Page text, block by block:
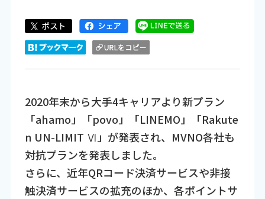
2020年末から大手4キャリアより新プラン
「ahamo」「povo」「LINEMO」「Rakute
n UN-LIMIT Ⅵ」が発表され、MVNO各社も
対抗プランを発表しました。
さらに、近年QRコード決済サービスや非接
触決済サービスの拡充のほか、各ポイントサ